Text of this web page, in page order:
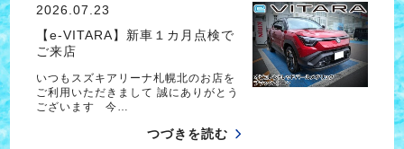
2026.07.23
【e-VITARA】新車１カ月点検で
ご来店
いつもスズキアリーナ札幌北のお店を
ご利用いただきまして 誠にありがとう
ございます 今…
つづきを読む